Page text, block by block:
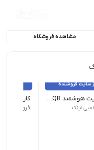
مشاهده فروشگاه
سایت فروشنده
کارت ویزیت هوشمند QR _ پی‌وی‌سی 500 میکرون شیشه‌ای
لینک
جنس: 500 میکرون PVC
فروشنده: